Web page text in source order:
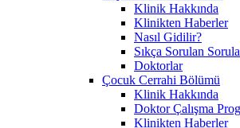
Klinik Hakkında
Klinikten Haberler
Nasıl Gidilir?
Sıkça Sorulan
Doktorlar
Çocuk Cerrahi Bölümü
Klinik Hakkında
Doktor Çalışma
Klinikten Haberler